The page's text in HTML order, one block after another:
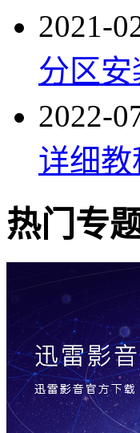
2021-
分区安
2022-
详细教
热门专